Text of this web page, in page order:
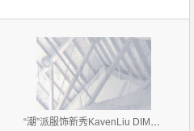
“潮”派服饰新秀KavenLiu DIMOR 2019招商正式拉开帷